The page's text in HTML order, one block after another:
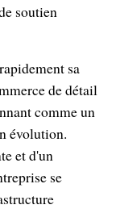
soutien
sa
de détail
comme un
évolution.
et d'un
se